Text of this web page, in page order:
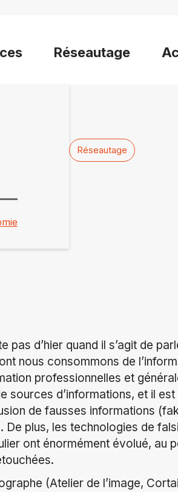
Réseautage
Réseautage
pas d’hier quand il s’agit de
nous consommons de
professionnelles et
sources d’informations, et il
de fausses informations
De plus, les technologies de
ont énormément évolué, au
(Atelier de l’image,